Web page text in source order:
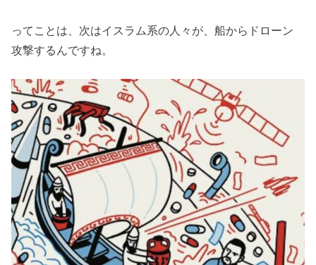
ってことは、次はイスラム系の人々が、船からドローン
攻撃するんですね。